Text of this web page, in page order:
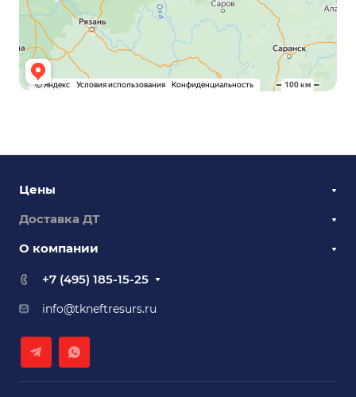
Цены
Доставка ДТ
О компании
+7 (495) 185-15-25
info@tkneftresurs.ru